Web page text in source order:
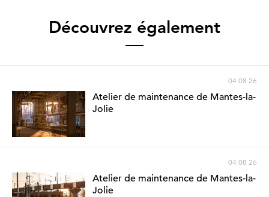
Découvrez également
04 08 26
Atelier de maintenance de Mantes-la-
Jolie
04 08 26
Atelier de maintenance de Mantes-la-
Jolie